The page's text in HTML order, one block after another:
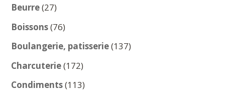
Beurre 2727
produits
Boissons 7676
produits
Boulangerie, patisserie 137137
Charcuterie 172172
produits
Condiments 113113